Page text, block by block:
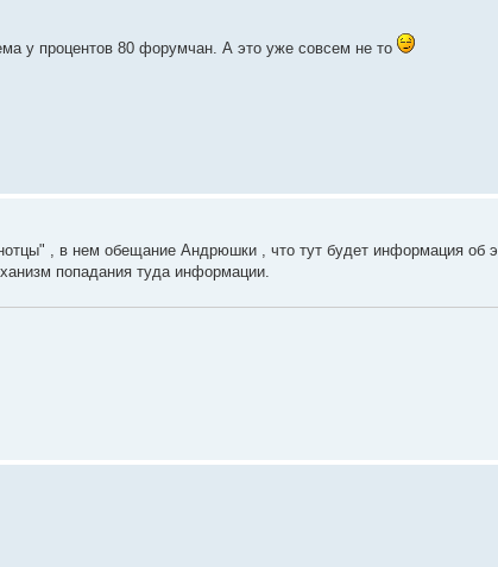
у процентов 80 форумчан. А это уже совсем не то
, в нем обещание Андрюшки , что тут будет информация об
попадания туда информации.